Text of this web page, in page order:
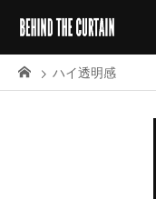
ハイ透明感